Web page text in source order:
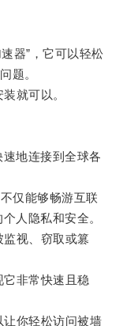
器”，它可以轻松
题。
就可以。
地连接到全球各
仅能够畅游互联
人隐私和安全。
视、窃取或篡
非常快速且稳
你轻松访问被墙